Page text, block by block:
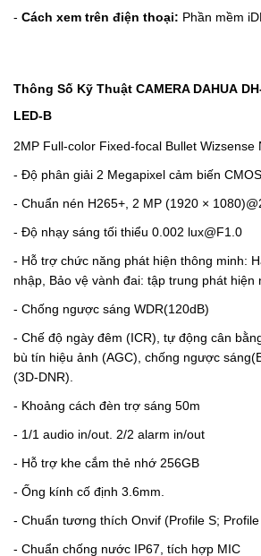
- Cách xem trên điện thoại: Phần mềm
Thông Số Kỹ Thuật CAMERA DAHUA
LED-B
2MP Full-color Fixed-focal Bullet Wizsense
- Độ phân giải 2 Megapixel cảm biến
- Chuẩn nén H265+, 2 MP (1920 ×
- Độ nhạy sáng tối thiểu 0.002 lux@F1.0
- Hỗ trợ chức năng phát hiện thông minh:
nhập, Bảo vệ vành đai: tập trung phát hiện
- Chống ngược sáng WDR(120dB)
- Chế độ ngày đêm (ICR), tự động cân
bù tín hiệu ảnh (AGC), chống ngược
(3D-DNR).
- Khoảng cách đèn trợ sáng 50m
- 1/1 audio in/out. 2/2 alarm in/out
- Hỗ trợ khe cắm thẻ nhớ 256GB
- Ống kính cố định 3.6mm.
- Chuẩn tương thích Onvif (Profile S; Profile
- Chuẩn chống nước IP67, tích hợp MIC